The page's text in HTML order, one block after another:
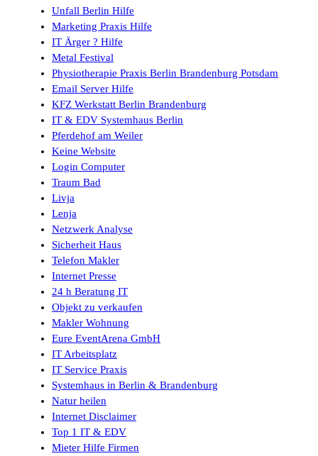
Unfall Berlin Hilfe
Marketing Praxis Hilfe
IT Ärger ? Hilfe
Metal Festival
Physiotherapie Praxis Berlin Brandenburg Potsdam
Email Server Hilfe
KFZ Werkstatt Berlin Brandenburg
IT & EDV Systemhaus Berlin
Pferdehof am Weiler
Keine Website
Login Computer
Traum Bad
Livja
Lenja
Netzwerk Analyse
Sicherheit Haus
Telefon Makler
Internet Presse
24 h Beratung IT
Objekt zu verkaufen
Makler Wohnung
Eure EventArena GmbH
IT Arbeitsplatz
IT Service Praxis
Systemhaus in Berlin & Brandenburg
Natur heilen
Internet Disclaimer
Top 1 IT & EDV
Mieter Hilfe Firmen